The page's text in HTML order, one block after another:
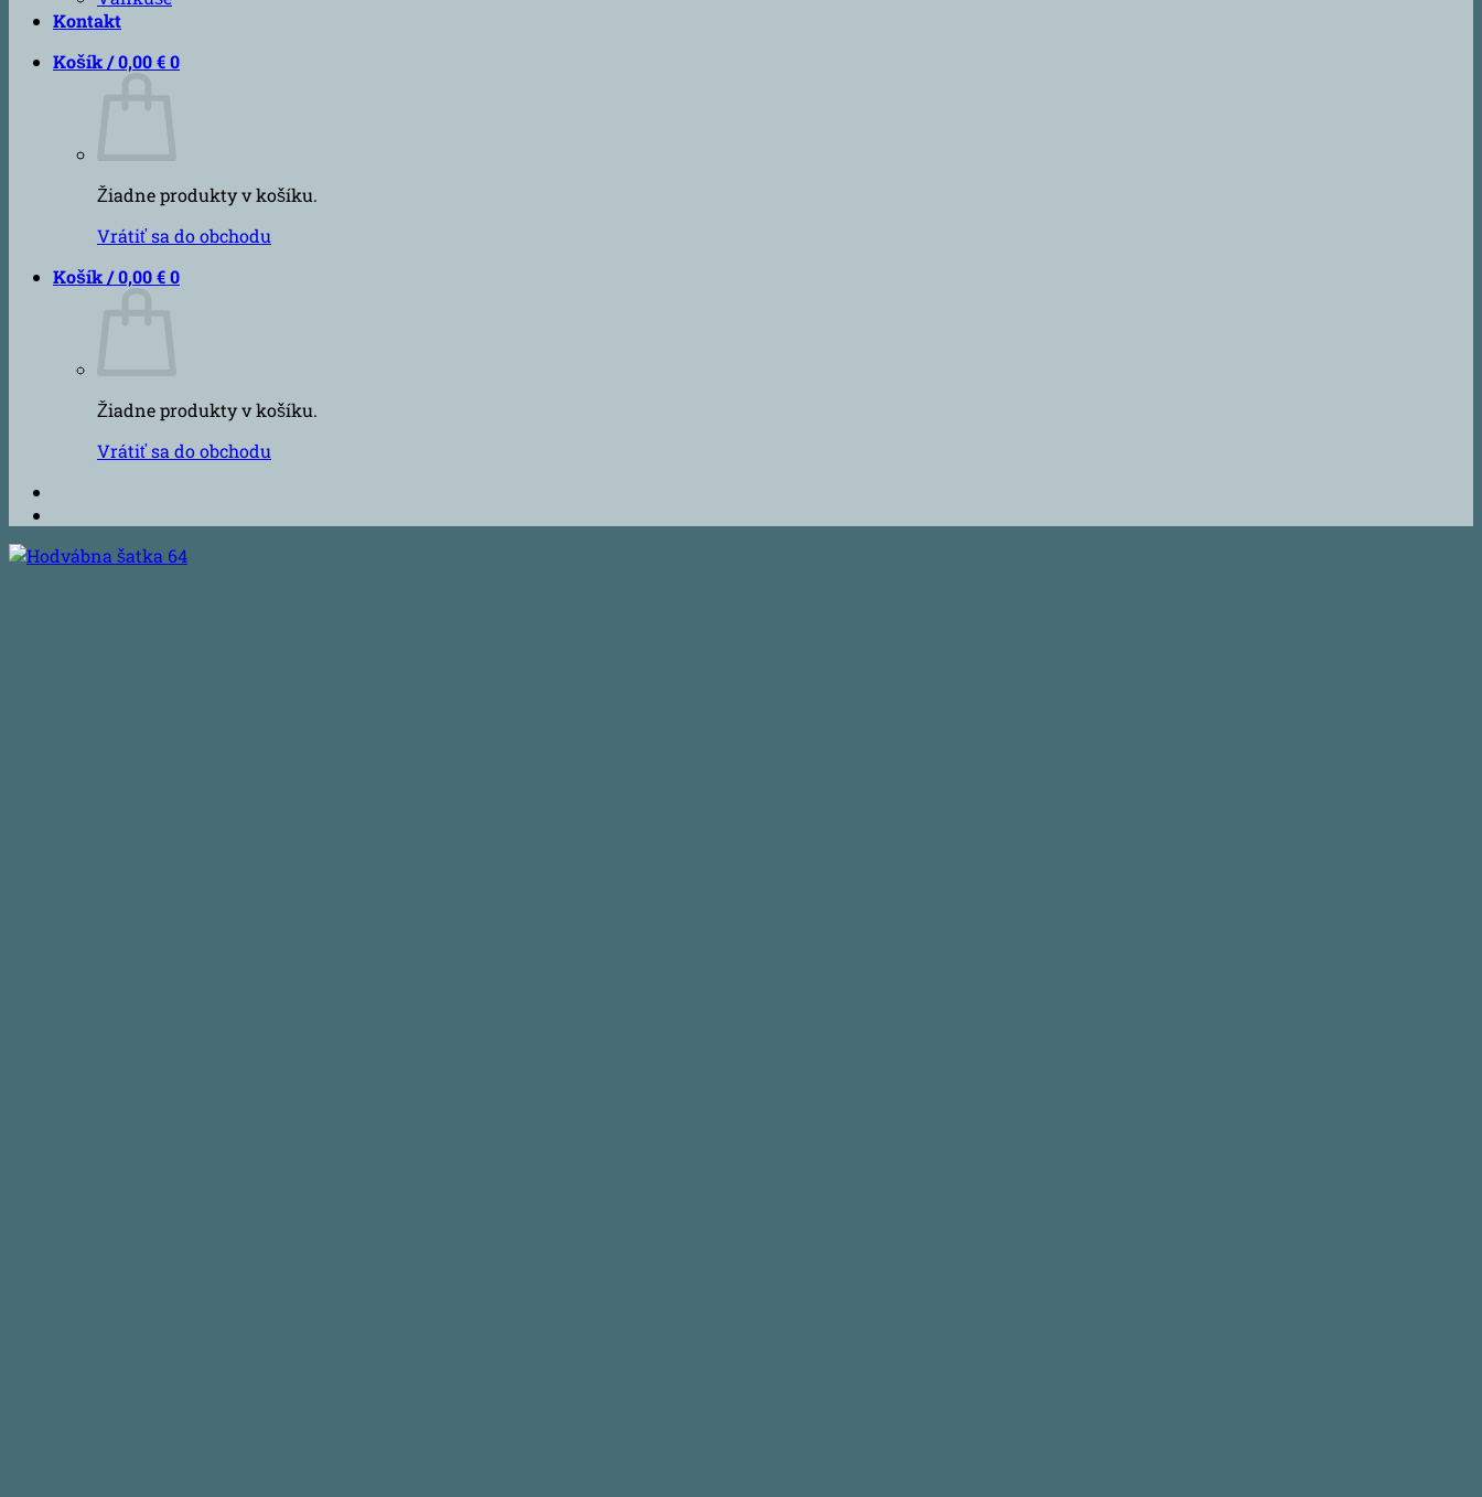
Kontakt
Košík /0,00€0
Žiadne produkty v košíku.
Vrátiť sa do obchodu
Košík /0,00€0
Žiadne produkty v košíku.
Vrátiť sa do obchodu